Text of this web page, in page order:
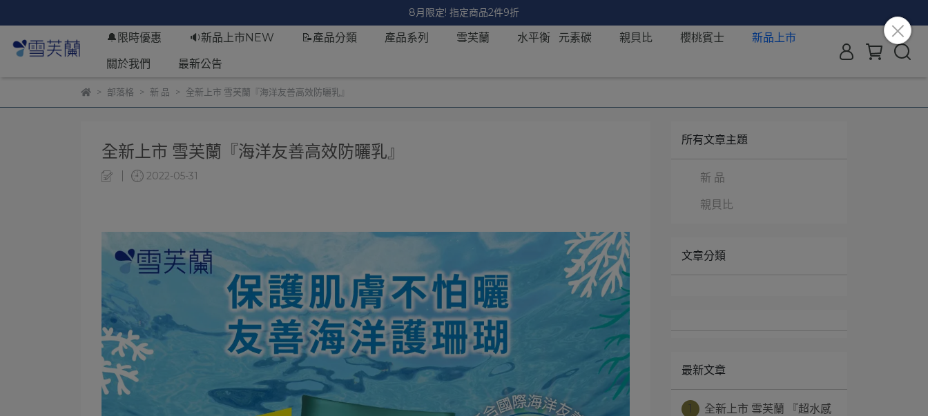
📣限時滿299超取免運 ! 新會員現領 $100 優惠券
🔔限時優惠 🔉新品上市NEW 📝產品分類 產品系列 雪芙蘭 水平衡 元素碳 親貝比 櫻桃賓士
新品上市
關於我們
最新公告
部落格 新 品 全新上市 雪芙蘭『海洋友善高效防曬乳』
全新上市 雪芙蘭『海洋友善高效防曬乳』
2022-05-31
所有文章主題
新 品
親貝比
文章分類
最新文章
全新上市 雪芙蘭 『超水感